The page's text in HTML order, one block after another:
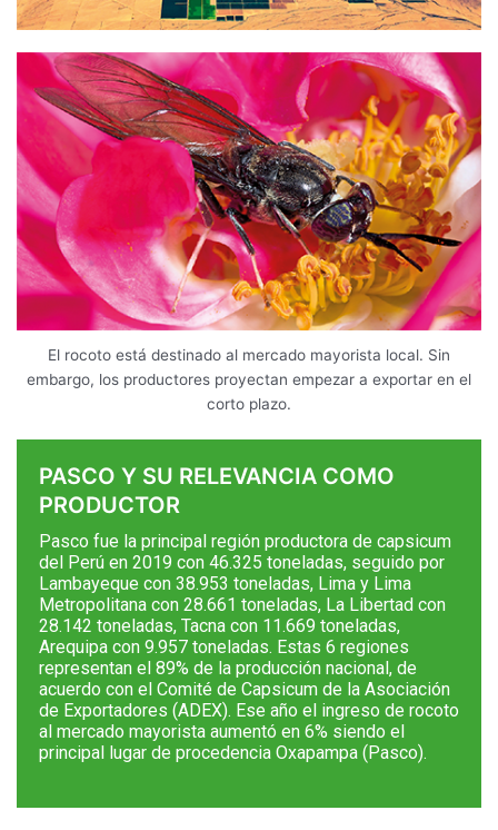
El rocoto está destinado al mercado mayorista local. Sin
embargo, los productores proyectan empezar a exportar en el
corto plazo.
PASCO Y SU RELEVANCIA COMO
PRODUCTOR
Pasco fue la principal región productora de capsicum
del Perú en 2019 con 46.325 toneladas, seguido por
Lambayeque con 38.953 toneladas, Lima y Lima
Metropolitana con 28.661 toneladas, La Libertad con
28.142 toneladas, Tacna con 11.669 toneladas,
Arequipa con 9.957 toneladas. Estas 6 regiones
representan el 89% de la producción nacional, de
acuerdo con el Comité de Capsicum de la Asociación
de Exportadores (ADEX). Ese año el ingreso de rocoto
al mercado mayorista aumentó en 6% siendo el
principal lugar de procedencia Oxapampa (Pasco).